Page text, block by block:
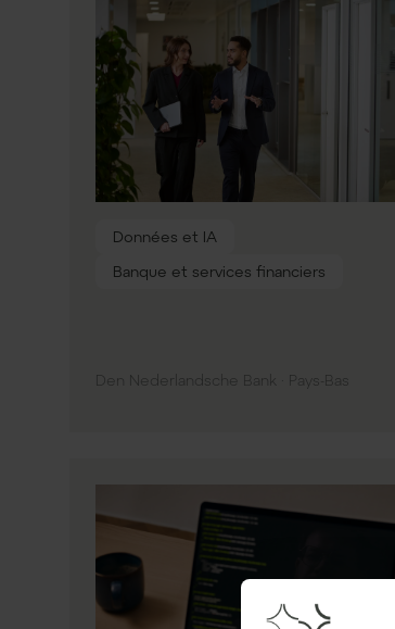
Données et IA
Banque et services financiers
Den Nederlandsche Bank · Pays-Bas